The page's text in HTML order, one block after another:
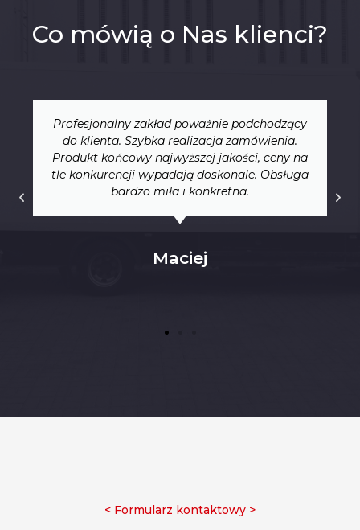
Co mówią o Nas klienci?
Wspaniali ludzie, fachowe podejście do
klienta. Wykonane wyroby charakteryzują się
wysoką jakością, solidna robota, wykonana
zawsze na czas. W okolicy nie ma drugiej
takiej firmy. Moim zdanem bezkonkurencyjna.
< Formularz kontaktowy >